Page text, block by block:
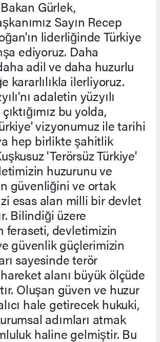
Gürlek,
Sayın Recep
liderliğinde Türkiye
ediyoruz. Daha
adil ve daha huzurlu
kararlılıkla ilerliyoruz.
adaletin yüzyılı
bu yolda,
vizyonumuz ile tarihi
hep birlikte şahitlik
'Terörsüz Türkiye'
huzurunu ve
güvenliğini ve ortak
esas alan milli bir devlet
Bilindiği üzere
feraseti, devletimizin
güvenlik güçlerimizin
sayesinde terör
alanı büyük ölçüde
Oluşan güven ve huzur
hale getirecek hukuki,
adımları atmak
haline gelmiştir. Bu